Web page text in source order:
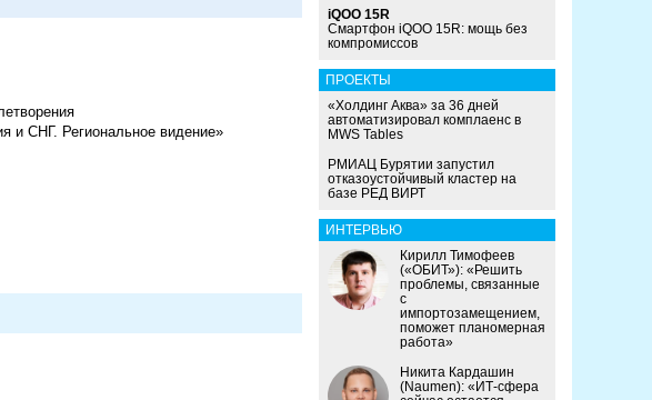
и СНГ. Региональное видение»
iQOO 15R
Смартфон iQOO 15R: мощь без
компромиссов
ПРОЕКТЫ
«Холдинг Аква» за 36 дней
автоматизировал комплаенс в
MWS Tables
РМИАЦ Бурятии запустил
отказоустойчивый кластер на
базе РЕД ВИРТ
ИНТЕРВЬЮ
Кирилл Тимофеев
(«ОБИТ»): «Решить
проблемы, связанные
с
импортозамещением,
поможет планомерная
работа»
Никита Кардашин
(Naumen): «ИТ-сфера